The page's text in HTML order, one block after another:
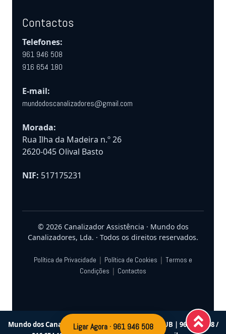
Contactos
Telefones:
961 946 508
916 654 180
E-mail:
mundodoscanalizadores@gmail.com
Morada:
Rua Ilha da Madeira n.º 26
2620-045 Olival Basto
NIF: 517175231
© 2026 Canalizador Assistência · Mundo dos
Canalizadores, Lda. · Todos os direitos reservados.
Política de Privacidade | Política de Cookies | Termos e
Condições | Contactos
Ligar Agora · 961 946 508